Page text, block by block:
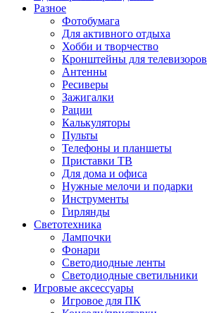
Разное
Фотобумага
Для активного отдыха
Хобби и творчество
Кронштейны для телевизоров
Антенны
Ресиверы
Зажигалки
Рации
Калькуляторы
Пульты
Телефоны и планшеты
Приставки ТВ
Для дома и офиса
Нужные мелочи и подарки
Инструменты
Гирлянды
Светотехника
Лампочки
Фонари
Светодиодные ленты
Светодиодные светильники
Игровые аксессуары
Игровое для ПК